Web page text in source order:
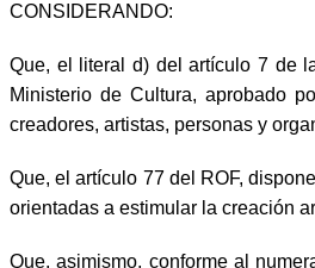
CONSIDERANDO:
Que, el literal d) del artículo 7 de
Ministerio de Cultura, aprobado
creadores, artistas, personas y
Que, el artículo 77 del ROF,
orientadas a estimular la creación
Que, asimismo, conforme al